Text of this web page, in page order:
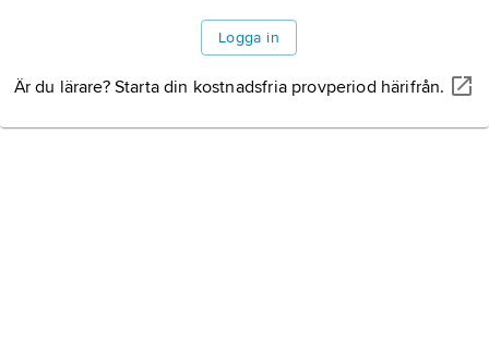
Logga in
Är du lärare? Starta din kostnadsfria provperiod härifrån.